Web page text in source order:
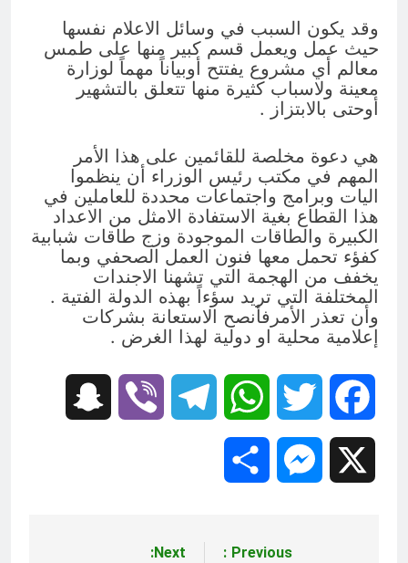
وقد يكون السبب في وسائل الاعلام نفسها
حيث عمل ويعمل قسم كبير منها على طمس
معالم أي مشروع يفتتح أوبياناً مهماً لوزارة
معينة ولاسباب كثيرة منها تتعلق بالتشهير
أوحتى بالابتزاز .
هي دعوة مخلصة للقائمين على هذا الأمر
المهم في مكتب رئيس الوزراء أن ينظموا
اليات وبرامج واجتماعات محددة للعاملين في
هذا القطاع بغية الاستفادة الامثل من الاعداد
الكبيرة والطاقات الموجودة وزج طاقات شبابية
كفؤء تحمل معها فنون العمل الصحفي وبما
يخفف من الهجمة التي تشهنا الاجندات
المختلفة التي تريد سؤءاً بهذه الدولة الفتية .
وأن تعذر الأمرفأنصح الاستعانة بشركات
إعلامية محلية او دولية لهذا الغرض .
Facebook
Twitter
WhatsApp
Telegram
Viber
Messenger
Previous:
Next: